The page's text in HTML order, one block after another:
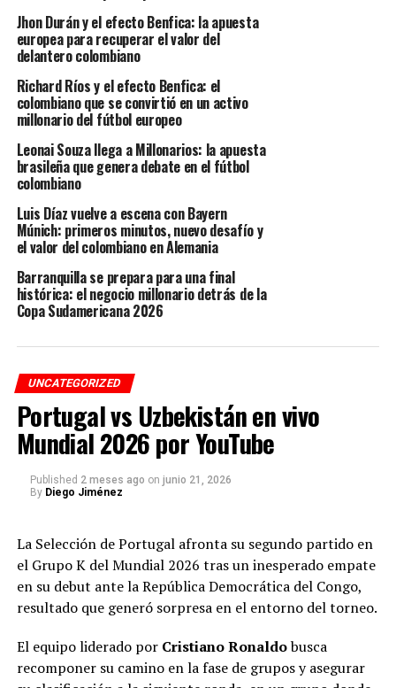
Área Metropolitana, del Inder y Distrito de Medellín a
través de diversas secretarías.
Mediante un acuerdo tácito entre servidores públicos y
empresas contratistas, se entregaron 120 mil millones
de pesos a 22 empresas, en 8 redes identificadas.
En marzo del 2021, llevó una denuncia a la Fiscalía
sobre un contrato relacionado con el mantenimiento de
las zonas verdes de la ciudad. Se le quitó el contrato al
Jardín Botánico y se le entregó a Metroparques”.
Esta última entidad se lo adjudicó a Reforestadora El
Líbano, por invitación privada. La empresa ganadora
estaba relacionada con las otras empresas, todas con un
inhabilidad al poner duda la transparencia y
cumplimiento de los requisitos.
Según Piedad Patricia Restrepo y con base en la
investigación, las empresas vinculadas entre sí,
manipulan el cumplimiento de los requisitos exigidos en
cada uno de los procesos en los que participan, para
“Aquí hay abuso de las formas jurídicas y el bien común
no es prioritario. La víctima somos los ciudadanos de
Medellín que tienen que ver el descuido. Y cuando se
Todos por Medellín identificó a Metroparques como un
aliado principal porque es el encargado de hacer estas
Jhon Durán y el efecto Benfica: la apuesta
europea para recuperar el valor del
delantero colombiano
Richard Ríos y el efecto Benfica: el
colombiano que se convirtió en un activo
millonario del fútbol europeo
Leonai Souza llega a Millonarios: la apuesta
brasileña que genera debate en el fútbol
colombiano
Luis Díaz vuelve a escena con Bayern
Múnich: primeros minutos, nuevo desafío y
el valor del colombiano en Alemania
Barranquilla se prepara para una final
histórica: el negocio millonario detrás de la
Copa Sudamericana 2026
UNCATEGORIZED
Portugal vs Uzbekistán en vivo
Mundial 2026 por YouTube
Published 2 meses ago on junio 21, 2026
By Diego Jiménez
La Selección de Portugal afronta su segundo partido en
el Grupo K del Mundial 2026 tras un inesperado empate
en su debut ante la República Democrática del Congo,
resultado que generó sorpresa en el entorno del torneo.
El equipo liderado por Cristiano Ronaldobusca
recomponer su camino en la fase de grupos y asegurar